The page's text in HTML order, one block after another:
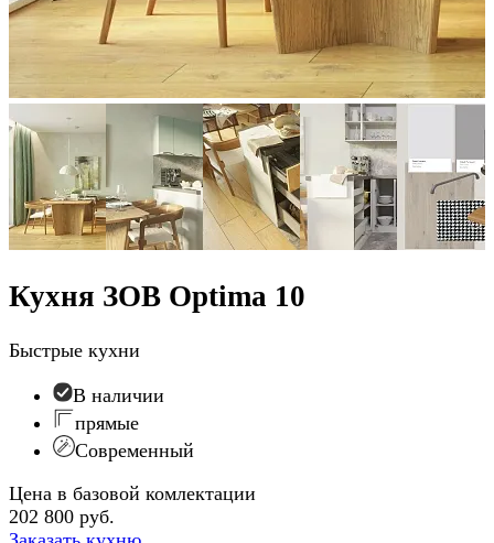
Кухня ЗОВ Optima 10
Быстрые кухни
В наличии
прямые
Современный
Цена в базовой комлектации
202 800 руб.